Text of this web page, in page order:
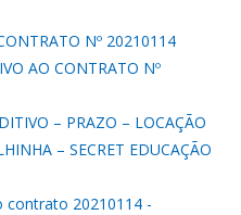
Nº 20210114
AO CONTRATO Nº
– PRAZO – LOCAÇÃO
– SECRET EDUCAÇÃO
contrato 20210114 -